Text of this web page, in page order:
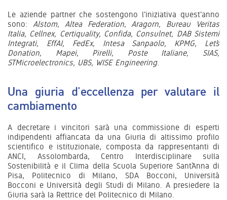
Le aziende partner che sostengono l'iniziativa quest'anno
sono: Alstom, Altea Federation, Aragorn, Bureau Veritas
Italia, Cellnex, Certiquality, Confida, Consulnet, DAB Sistemi
Integrati, EffAI, FedEx, Intesa Sanpaolo, KPMG, Let’s
Donation, Mapei, Pirelli, Poste Italiane, SIAS,
STMicroelectronics, UBS, WISE Engineering.
Una giuria d'eccellenza per valutare il
cambiamento
A decretare i vincitori sarà una commissione di esperti
indipendenti affiancata da una Giuria di altissimo profilo
scientifico e istituzionale, composta da rappresentanti di
ANCI, Assolombarda, Centro Interdisciplinare sulla
Sostenibilità e il Clima della Scuola Superiore Sant’Anna di
Pisa, Politecnico di Milano, SDA Bocconi, Università
Bocconi e Università degli Studi di Milano. A presiedere la
Giuria sarà la Rettrice del Politecnico di Milano.